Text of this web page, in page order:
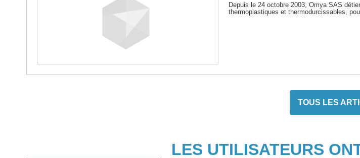
Depuis le 24 octobre 2003, Omya SAS
thermoplastiques et thermodurcissables,
TOUS LES
LES UTILISATEURS